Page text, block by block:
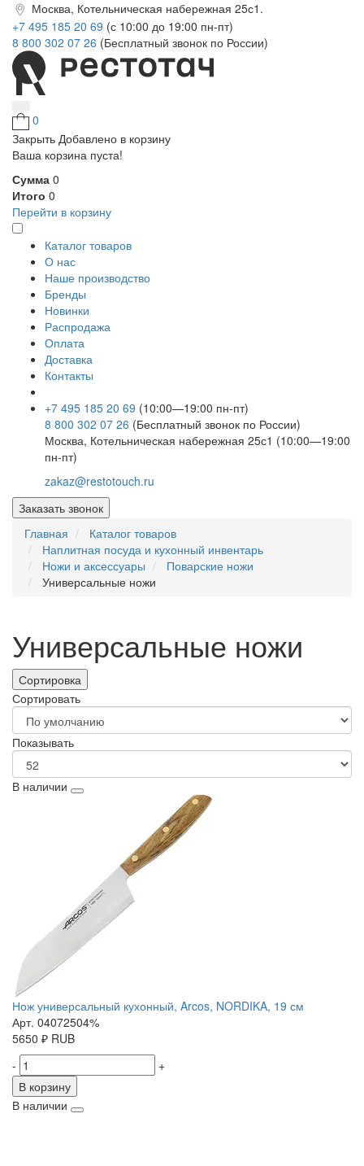
Москва, Котельническая набережная 25с1.
+7 495 185 20 69 (с 10:00 до 19:00 пн-пт)
8 800 302 07 26 (Бесплатный звонок по России)
0
Закрыть Добавлено в корзину
Ваша корзина пуста!
Сумма 0
Итого 0
Перейти в корзину
Каталог товаров
О нас
Наше производство
Бренды
Новинки
Распродажа
Оплата
Доставка
Контакты
+7 495 185 20 69 (10:00—19:00 пн-пт)
8 800 302 07 26 (Бесплатный звонок по России)
Москва, Котельническая набережная 25с1 (10:00—19:00
пн-пт)
zakaz@restotouch.ru
Заказать звонок
Главная
Каталог товаров
Наплитная посуда и кухонный инвентарь
Ножи и аксессуары
Поварские ножи
Универсальные ножи
Универсальные ножи
Сортировка
Сортировать
Показывать
В наличии
Нож универсальный кухонный, Arcos, NORDIKA, 19 см
Арт. 04072504%
5650 ₽ RUB
-
+
В корзину
В наличии